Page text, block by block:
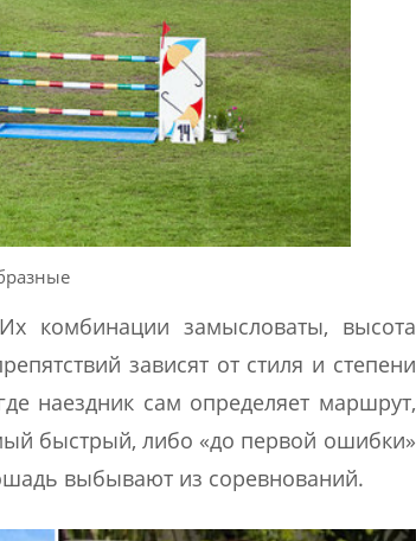
комбинации замысловаты, высота
зависят от стиля и степени
наездник сам определяет маршрут,
быстрый, либо «до первой ошибки»
выбывают из соревнований.